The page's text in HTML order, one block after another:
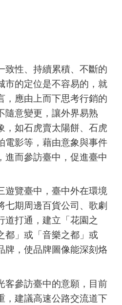
致性、持續累積、不斷的
市的定位是不容易的，就
，應由上而下思考行銷的
隨意變更，讓外界易熟
，如石虎賣太陽餅、石虎
電影等，藉由意象與事件
進而參訪臺中，促進臺中
遊覽臺中，臺中外在環境
七期周邊百貨公司、歌劇
道打通，建立「花園之
都」或「音樂之都」或
牌，使品牌圖像能深刻烙
客參訪臺中的意願，目前
，建議高速公路交流道下